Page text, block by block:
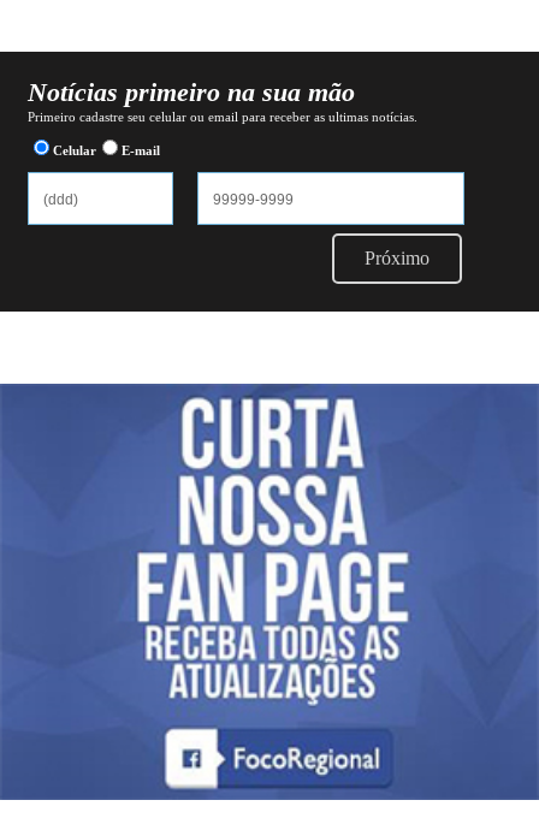
Notícias primeiro na sua mão
Primeiro cadastre seu celular ou email para receber as ultimas notícias.
Celular E-mail
Próximo